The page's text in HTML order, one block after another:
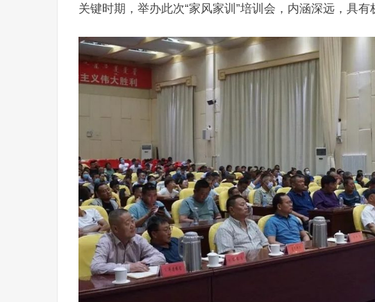
关键时期，举办此次“家风家训”培训会，内涵深远，具有